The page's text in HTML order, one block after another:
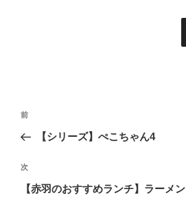
投
ナ
ビ
ゲ
過
去
投
稿
前
【シリーズ】ぺこちゃん4
次
の
次
【赤羽のおすすめランチ】ラーメン